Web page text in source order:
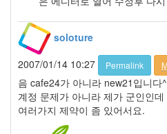
soloture
2007/01/14 10:27
Permalink
음 cafe24가 아니라 new21입니다
계정 문제가 아니라 제가 군인인
여러가지 제약이 좀 있어서요.
2007
년
월
14
2007
년